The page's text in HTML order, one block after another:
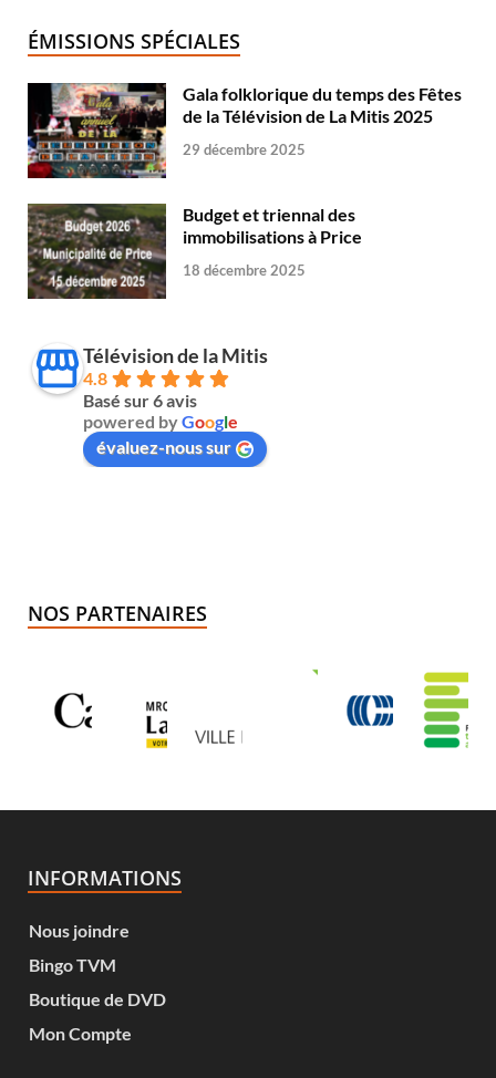
ÉMISSIONS SPÉCIALES
Gala folklorique du temps des Fêtes
de la Télévision de La Mitis 2025
29 décembre 2025
Budget et triennal des
immobilisations à Price
18 décembre 2025
Télévision de la Mitis
4.8
Basé sur 6 avis
powered byGoogle
évaluez-nous sur
NOS PARTENAIRES
INFORMATIONS
Nous joindre
Bingo TVM
Boutique de DVD
Mon Compte